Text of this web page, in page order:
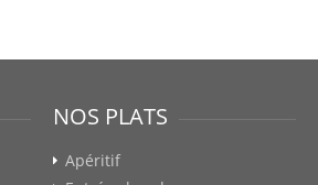
NOS PLATS
Apéritif